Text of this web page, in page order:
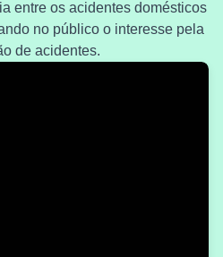
entre os acidentes domésticos
no público o interesse pela
de acidentes.